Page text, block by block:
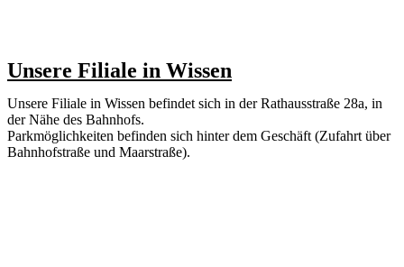
Unsere Filiale in Wissen
Unsere Filiale in Wissen befindet sich in der Rathausstraße 28a, in
der Nähe des Bahnhofs.
Parkmöglichkeiten befinden sich hinter dem Geschäft (Zufahrt über
Bahnhofstraße und Maarstraße).